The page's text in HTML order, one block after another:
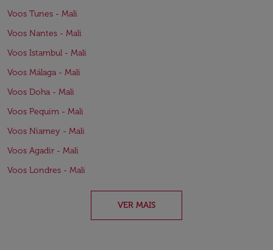
Voos Tunes - Mali
Voos Nantes - Mali
Voos Istambul - Mali
Voos Málaga - Mali
Voos Doha - Mali
Voos Pequim - Mali
Voos Niamey - Mali
Voos Agadir - Mali
Voos Londres - Mali
VER MAIS